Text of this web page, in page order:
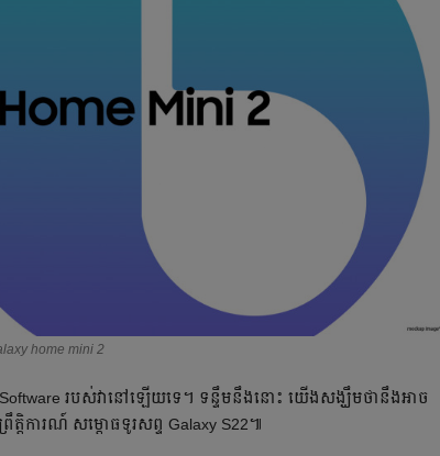
home mini 2
របស់វានៅឡើយទេ។ ទន្ទឹមនឹងនោះ យើងសង្ឃឹមថានឹងអាច
រឹត្តិការណ៍ សម្ពោធទូរសព្ទ Galaxy S22៕